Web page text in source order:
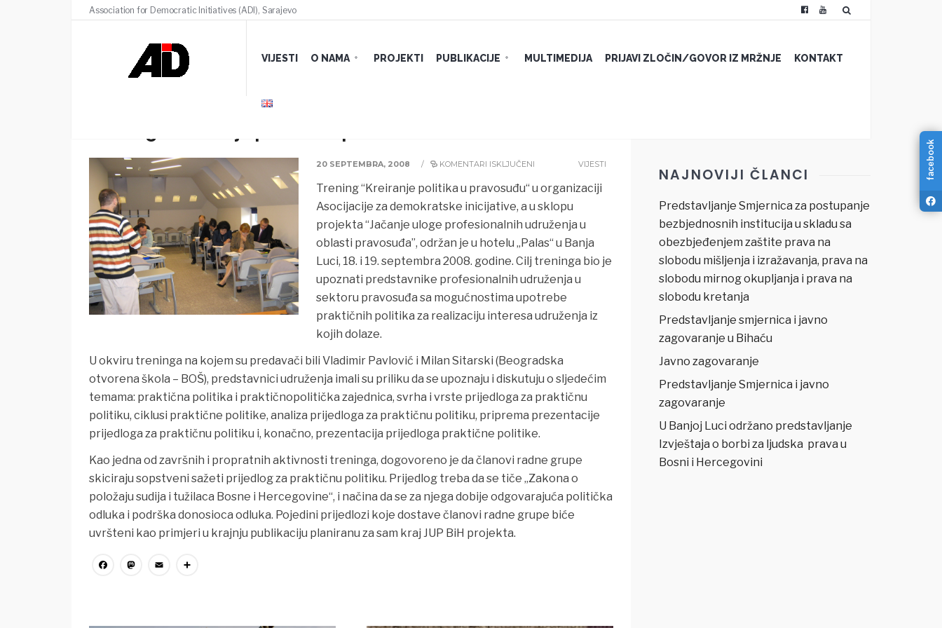
Association for Democratic Initiatives (ADI), Sarajevo
VIJESTI O NAMA PROJEKTI PUBLIKACIJE MULTIMEDIJA PRIJAVI ZLOČIN/GOVOR IZ MRŽNJE KONTAKT
20 SEPTEMBRA, 2008 / KOMENTARI ISKLJUČENI VIJESTI
Trening “Kreiranje politika u pravosuđu“ u organizaciji
Asocijacije za demokratske inicijative, a u sklopu
projekta “Jačanje uloge profesionalnih udruženja u
oblasti pravosuđa”, održan je u hotelu „Palas“ u Banja
Luci, 18. i 19. septembra 2008. godine. Cilj treninga bio je
upoznati predstavnike profesionalnih udruženja u
sektoru pravosuđa sa mogućnostima upotrebe
praktičnih politika za realizaciju interesa udruženja iz
kojih dolaze.
U okviru treninga na kojem su predavači bili Vladimir Pavlović i Milan Sitarski (Beogradska
otvorena škola – BOŠ), predstavnici udruženja imali su priliku da se upoznaju i diskutuju o sljedećim
temama: praktična politika i praktičnopolitička zajednica, svrha i vrste prijedloga za praktičnu
politiku, ciklusi praktične politike, analiza prijedloga za praktičnu politiku, priprema prezentacije
prijedloga za praktičnu politiku i, konačno, prezentacija prijedloga praktične politike.
Kao jedna od završnih i propratnih aktivnosti treninga, dogovoreno je da članovi radne grupe
skiciraju sopstveni sažeti prijedlog za praktičnu politiku. Prijedlog treba da se tiče „Zakona o
položaju sudija i tužilaca Bosne i Hercegovine“, i načina da se za njega dobije odgovarajuća politička
odluka i podrška donosioca odluka. Pojedini prijedlozi koje dostave članovi radne grupe biće
uvršteni kao primjeri u krajnju publikaciju planiranu za sam kraj JUP BiH projekta.
Facebook
Mastodon
Email
NAJNOVIJI ČLANCI
Predstavljanje Smjernica za postupanje
bezbjednosnih institucija u skladu sa
obezbjeđenjem zaštite prava na
slobodu mišljenja i izražavanja, prava na
slobodu mirnog okupljanja i prava na
slobodu kretanja
Predstavljanje smjernica i javno
zagovaranje u Bihaću
Javno zagovaranje
Predstavljanje Smjernica i javno
zagovaranje
U Banjoj Luci održano predstavljanje
Izvještaja o borbi za ljudska prava u
Bosni i Hercegovini
facebook